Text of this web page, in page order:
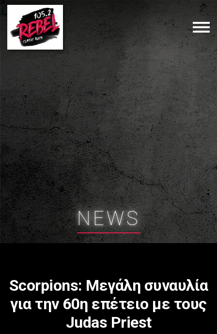
NEWS
Scorpions: Μεγάλη συναυλία
για την 60η επέτειο με τους
Judas Priest